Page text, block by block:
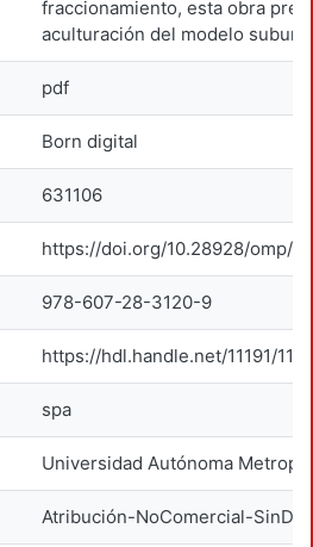
fraccionamiento, esta obra
aculturación del modelo
pdf
Born digital
631106
https://doi.org/10.28928/omp/
978-607-28-3120-9
https://hdl.handle.net/11191/
spa
Universidad Autónoma
Atribución-NoComercial-